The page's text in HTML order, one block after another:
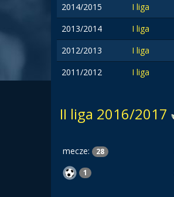
2014/2015
I liga
2013/2014
I liga
2012/2013
I liga
2011/2012
I liga
II liga 2016/2017
mecze: 28
1